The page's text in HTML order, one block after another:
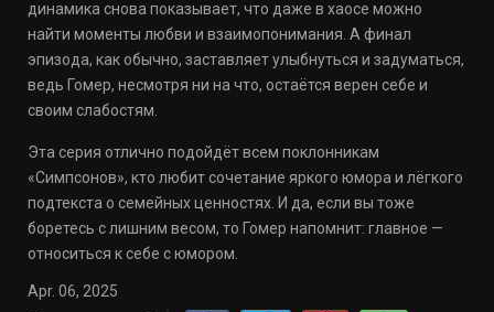
динамика снова показывает, что даже в хаосе можно
найти моменты любви и взаимопонимания. А финал
эпизода, как обычно, заставляет улыбнуться и задуматься,
ведь Гомер, несмотря ни на что, остаётся верен себе и
своим слабостям.
Эта серия отлично подойдёт всем поклонникам
«Симпсонов», кто любит сочетание яркого юмора и лёгкого
подтекста о семейных ценностях. И да, если вы тоже
боретесь с лишним весом, то Гомер напомнит: главное —
относиться к себе с юмором.
Apr. 06, 2025